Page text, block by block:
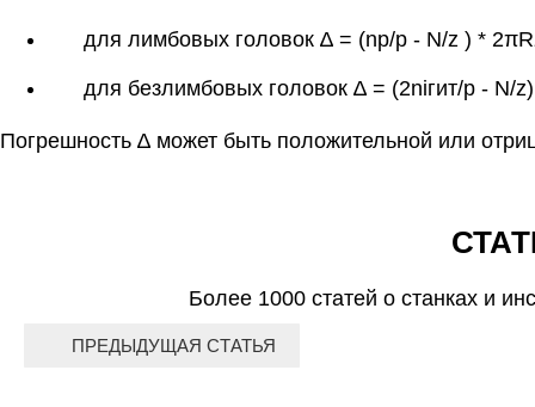
для лимбовых головок ∆ = (nр/р - N/z ) *
для безлимбовых головок ∆ = (2niгит/р - N/
Погрешность ∆ может быть положительной или
Более 1000 статей о станках и
ПРЕДЫДУЩАЯ СТАТЬЯ